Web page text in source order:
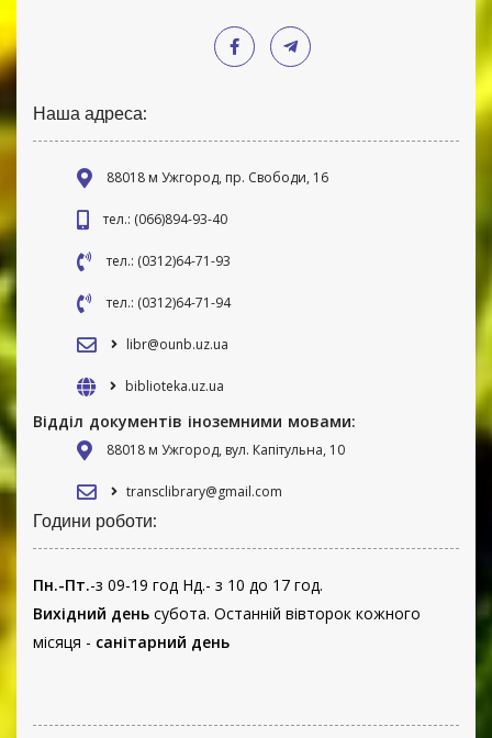
Наша адреса:
88018 м Ужгород, пр. Свободи, 16
тел.: (066)894-93-40
тел.: (0312)64-71-93
тел.: (0312)64-71-94
libr@ounb.uz.ua
biblioteka.uz.ua
Відділ документів іноземними мовами:
88018 м Ужгород, вул. Капітульна, 10
transclibrary@gmail.com
Години роботи:
Пн.-Пт.-з 09-19 год Нд.- з 10 до 17 год.
Вихідний день субота. Останній вівторок кожного
місяця - санітарний день